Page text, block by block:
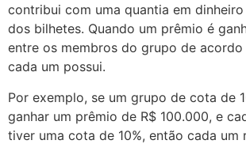
contribui com uma quantia em
dos bilhetes. Quando um prêmio é
entre os membros do grupo de
cada um possui.
Por exemplo, se um grupo de cota de
ganhar um prêmio de R$ 100.000, e
tiver uma cota de 10%, então cada um